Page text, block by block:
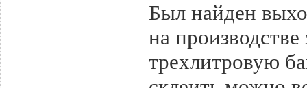
Был найден
на
трехлитровую